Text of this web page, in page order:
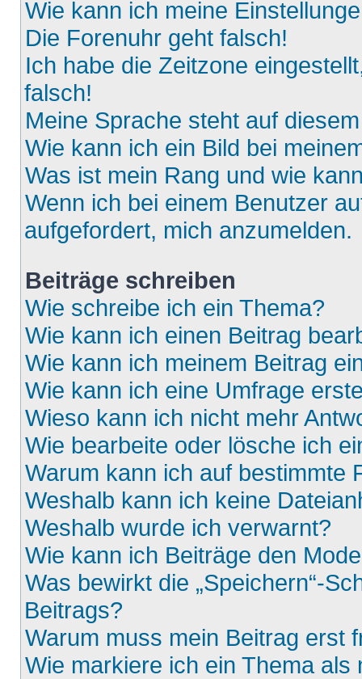
Wie kann ich meine
Die Forenuhr geht falsch!
Ich habe die Zeitzone
falsch!
Meine Sprache steht auf
Wie kann ich ein Bild bei
Was ist mein Rang und wie
Wenn ich bei einem Benutzer
aufgefordert, mich anzumelden.
Beiträge schreiben
Wie schreibe ich ein Thema?
Wie kann ich einen Beitrag
Wie kann ich meinem Beitrag
Wie kann ich eine Umfrage
Wieso kann ich nicht mehr
Wie bearbeite oder lösche ich
Warum kann ich auf bestimmte
Weshalb kann ich keine
Weshalb wurde ich verwarnt?
Wie kann ich Beiträge den
Was bewirkt die „Speichern“-
Beitrags?
Warum muss mein Beitrag erst
Wie markiere ich ein Thema als